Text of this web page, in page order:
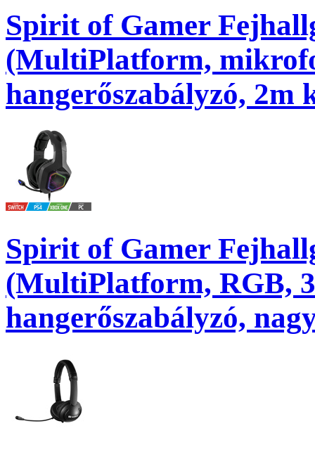
Spirit of Gamer
(MultiPlatform,
hangerőszabályzó, 2m
Spirit of Gamer
(MultiPlatform, RGB,
hangerőszabályzó,